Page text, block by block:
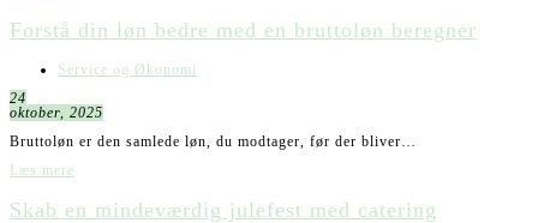
Forstå din løn bedre med en bruttoløn beregner
Service og Økonomi
24
oktober, 2025
Bruttoløn er den samlede løn, du modtager, før der bliver…
Læs mere
Skab en mindeværdig julefest med catering